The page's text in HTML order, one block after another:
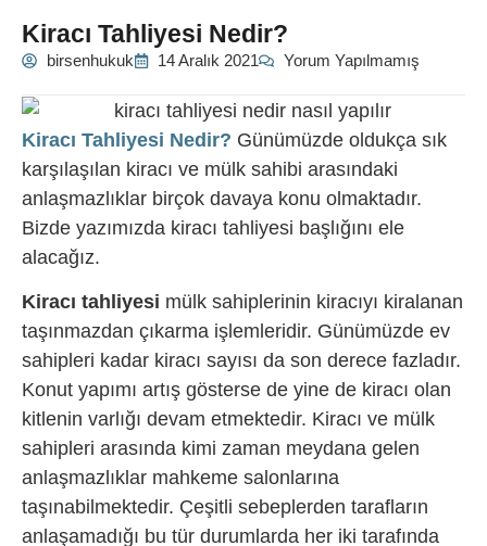
Kiracı Tahliyesi Nedir?
birsenhukuk 14 Aralık 2021 Yorum Yapılmamış
Kiracı Tahliyesi Nedir? Günümüzde oldukça sık
karşılaşılan kiracı ve mülk sahibi arasındaki
anlaşmazlıklar birçok davaya konu olmaktadır.
Bizde yazımızda kiracı tahliyesi başlığını ele
alacağız.
Kiracı tahliyesi mülk sahiplerinin kiracıyı kiralanan
taşınmazdan çıkarma işlemleridir. Günümüzde ev
sahipleri kadar kiracı sayısı da son derece fazladır.
Konut yapımı artış gösterse de yine de kiracı olan
kitlenin varlığı devam etmektedir. Kiracı ve mülk
sahipleri arasında kimi zaman meydana gelen
anlaşmazlıklar mahkeme salonlarına
taşınabilmektedir. Çeşitli sebeplerden tarafların
anlaşamadığı bu tür durumlarda her iki tarafında